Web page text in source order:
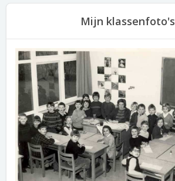
Mijn klassenfoto's